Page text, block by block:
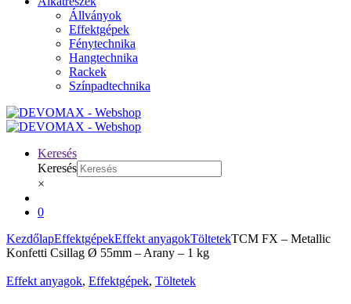
Állványok
Effektgépek
Fénytechnika
Hangtechnika
Rackek
Színpadtechnika
Keresés
Keresés
×
0
KezdőlapEffektgépekEffekt anyagokTöltetekTCM FX – Metallic
Konfetti Csillag Ø 55mm – Arany – 1 kg
Effekt anyagok, Effektgépek, Töltetek